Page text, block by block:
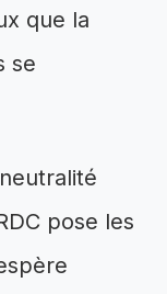
que la
se
pose les